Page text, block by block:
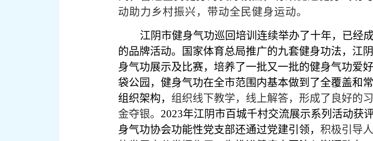
动助力乡村振兴，带动全民健身运动。
江阴市健身气功巡回培训连续举办了十年，已经
的品牌活动。国家体育总局推广的九套健身功法，江
身气功展示及比赛，培养了一批又一批的健身气功爱
袋公园，健身气功在全市范围内基本做到了全覆盖和
组织架构， 组织线下教学，线上解答， 形成了良好的
金夺银。 2023年江阴市百城千村交流展示系列活动获
身气功协会功能性党支部还通过党建引领， 积极引导